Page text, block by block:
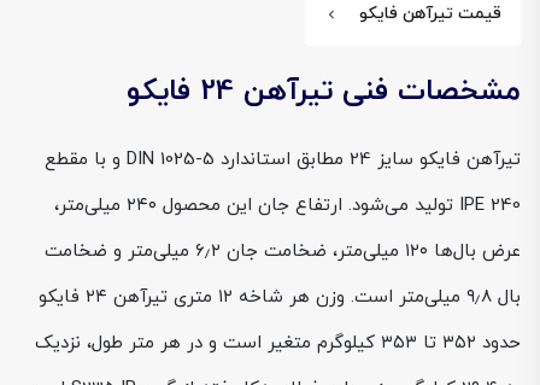
قیمت تیرآهن فایکو
مشخصات فنی تیرآهن 24 فایکو
تیرآهن فایکو سایز 24 مطابق استاندارد DIN 1025-5 و با مقطع
IPE 240 تولید می‌شود. ارتفاع جان این محصول ۲۴۰ میلی‌متر،
عرض بال‌ها ۱۲۰ میلی‌متر، ضخامت جان ۶٫۲ میلی‌متر و ضخامت
بال ۹٫۸ میلی‌متر است. وزن هر شاخه ۱۲ متری تیرآهن ۲۴ فایکو
حدود ۳۵۲ تا ۳۵۳ کیلوگرم متغیر است و در هر متر طول، نزدیک